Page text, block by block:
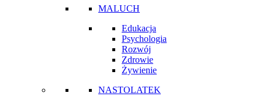
MALUCH
Edukacja
Psychologia
Rozwój
Zdrowie
Żywienie
NASTOLATEK